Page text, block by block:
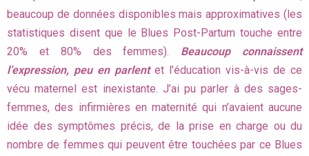
beaucoup de données disponibles mais approximatives (les
statistiques disent que le Blues Post-Partum touche entre
20% et 80% des femmes). Beaucoup connaissent
l’expression, peu en parlentet l’éducation vis-à-vis de ce
vécu maternel est inexistante. J’ai pu parler à des sages-
femmes, des infirmières en maternité qui n’avaient aucune
idée des symptômes précis, de la prise en charge ou du
nombre de femmes qui peuvent être touchées par ce Blues